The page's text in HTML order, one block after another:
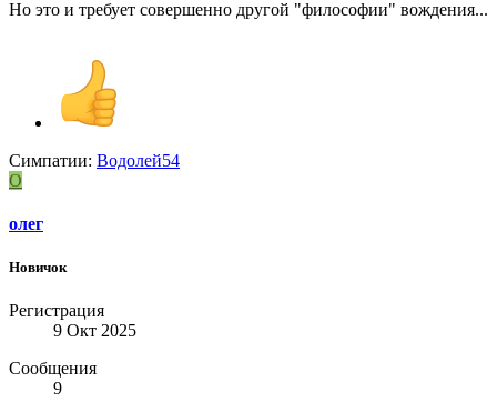
Но это и требует совершенно другой "философии" вождения...
Симпатии: Водолей54
О
олег
Новичок
Регистрация
9 Окт 2025
Сообщения
9